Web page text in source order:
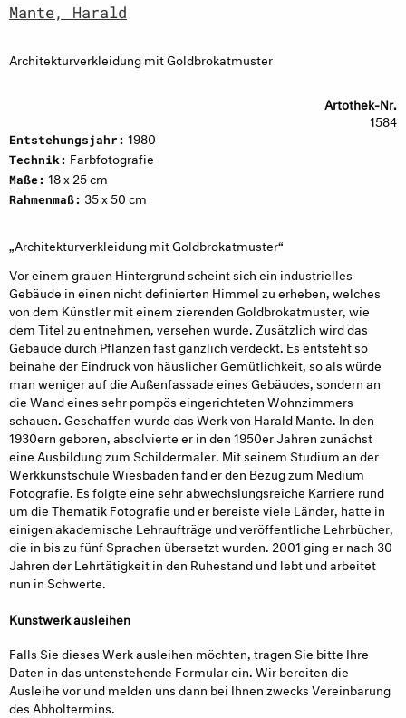
Mante, Harald
Architekturverkleidung mit Goldbrokatmuster
Artothek-Nr.
1584
Entstehungsjahr: 1980
Technik: Farbfotografie
Maße: 18 x 25 cm
Rahmenmaß: 35 x 50 cm
„Architekturverkleidung mit Goldbrokatmuster“
Vor einem grauen Hintergrund scheint sich ein industrielles
Gebäude in einen nicht definierten Himmel zu erheben, welches
von dem Künstler mit einem zierenden Goldbrokatmuster, wie
dem Titel zu entnehmen, versehen wurde. Zusätzlich wird das
Gebäude durch Pflanzen fast gänzlich verdeckt. Es entsteht so
beinahe der Eindruck von häuslicher Gemütlichkeit, so als würde
man weniger auf die Außenfassade eines Gebäudes, sondern an
die Wand eines sehr pompös eingerichteten Wohnzimmers
schauen. Geschaffen wurde das Werk von Harald Mante. In den
1930ern geboren, absolvierte er in den 1950er Jahren zunächst
eine Ausbildung zum Schildermaler. Mit seinem Studium an der
Werkkunstschule Wiesbaden fand er den Bezug zum Medium
Fotografie. Es folgte eine sehr abwechslungsreiche Karriere rund
um die Thematik Fotografie und er bereiste viele Länder, hatte in
einigen akademische Lehraufträge und veröffentliche Lehrbücher,
die in bis zu fünf Sprachen übersetzt wurden. 2001 ging er nach 30
Jahren der Lehrtätigkeit in den Ruhestand und lebt und arbeitet
nun in Schwerte.
Kunstwerk ausleihen
Falls Sie dieses Werk ausleihen möchten, tragen Sie bitte Ihre
Daten in das untenstehende Formular ein. Wir bereiten die
Ausleihe vor und melden uns dann bei Ihnen zwecks Vereinbarung
des Abholtermins.